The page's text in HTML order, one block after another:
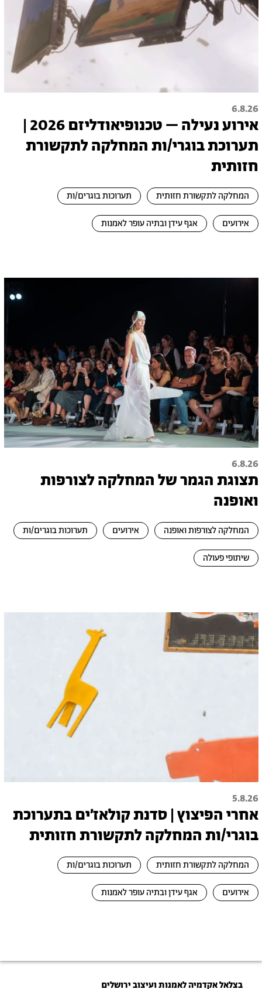
6.8.26
אירוע נעילה – טכנופיאודליזם 2026 |
תערוכת בוגרי/ות המחלקה לתקשורת
חזותית
המחלקה לתקשורת חזותית תערוכות בוגרים/ות
אירועים אגף עידן ובתיה עופר לאמנות
6.8.26
תצוגת הגמר של המחלקה לצורפות
ואופנה
המחלקה לצורפות ואופנה אירועים תערוכות בוגרים/ות
שיתופי פעולה
5.8.26
אחרי הפיצוץ | סדנת קולאז׳ים בתערוכת
בוגרי/ות המחלקה לתקשורת חזותית
המחלקה לתקשורת חזותית תערוכות בוגרים/ות
אירועים אגף עידן ובתיה עופר לאמנות
בצלאל אקדמיה לאמנות ועיצוב ירושלים